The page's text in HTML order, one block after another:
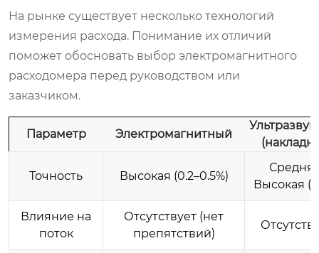
На рынке существует несколько технологий
измерения расхода. Понимание их отличий
поможет обосновать выбор электромагнитного
расходомера перед руководством или
заказчиком.
Параметр Электромагнитный
Точность Высокая (0.2–0.5%)
Высокая
Влияние на
поток
Отсутствует (нет
препятствий)